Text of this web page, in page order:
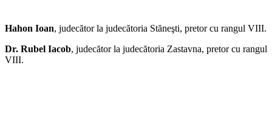
Hahon Ioan, judecător la judecătoria Stăneşti, pretor cu rangul VIII.
Dr. Rubel Iacob, judecător la judecătoria Zastavna, pretor cu rangul
VIII.